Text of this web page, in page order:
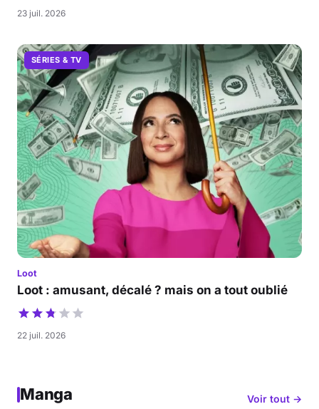
23 juil. 2026
SÉRIES & TV
Loot
Loot : amusant, décalé ? mais on a tout oublié
22 juil. 2026
Manga Voir tout →